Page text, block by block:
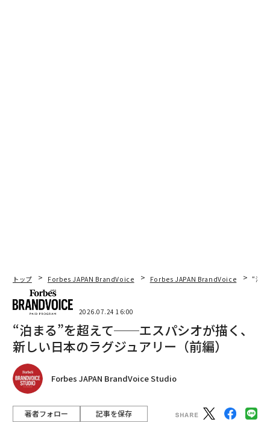
トップ Forbes JAPAN BrandVoice Forbes JAPAN BrandVoice “泊
2026.07.24 16:00
“泊まる”を超えて──エスパシオが描く、
新しい日本のラグジュアリー（前編）
Forbes JAPAN BrandVoice Studio
著者フォロー 記事を保存